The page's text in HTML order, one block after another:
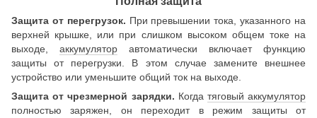
Защита от перегрузок. При превышении тока, указанного на
верхней крышке, или при слишком высоком общем токе на
выходе, аккумулятор автоматически включает функцию
защиты от перегрузки. В этом случае замените внешнее
устройство или уменьшите общий ток на выходе.
Защита от чрезмерной зарядки. Когда тяговый аккумулятор
полностью заряжен, он переходит в режим защиты от